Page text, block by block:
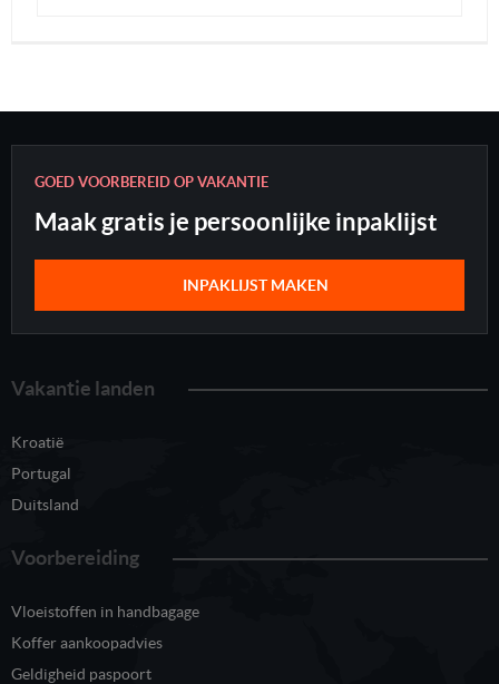
GOED VOORBEREID OP VAKANTIE
Maak gratis je persoonlijke inpaklijst
INPAKLIJST MAKEN
Vakantie landen
Kroatië
Portugal
Duitsland
Voorbereiding
Vloeistoffen in handbagage
Koffer aankoopadvies
Geldigheid paspoort